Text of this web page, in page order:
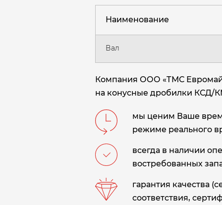
Наименование
Вал
Компания ООО «ТМС
на конусные дробилки КСД/
мы ценим Ваше
режиме реального
всегда в наличии
востребованных
гарантия качества
соответствия,